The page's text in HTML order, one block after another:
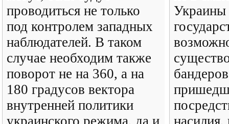
проводиться не только
под контролем западных
наблюдателей. В таком
случае необходим также
поворот не на 360, а на
180 градусов вектора
внутренней политики
украинского режима, да и
Украины
насилия,